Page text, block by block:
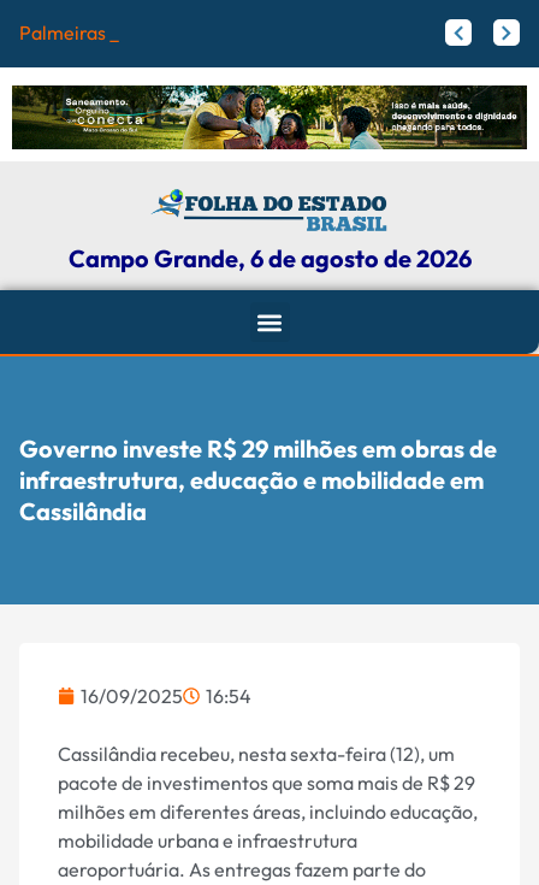
Palmeiras perde para o
Campo Grande, 6 de agosto de 2026
Governo investe R$ 29 milhões em obras de
infraestrutura, educação e mobilidade em
Cassilândia
16/09/2025 16:54
Cassilândia recebeu, nesta sexta-feira (12), um
pacote de investimentos que soma mais de R$ 29
milhões em diferentes áreas, incluindo educação,
mobilidade urbana e infraestrutura
aeroportuária. As entregas fazem parte do